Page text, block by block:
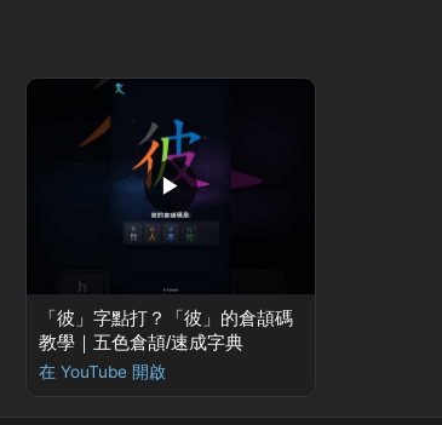
▶
「彼」字點打？「彼」的倉頡碼
教學｜五色倉頡/速成字典
在 YouTube 開啟